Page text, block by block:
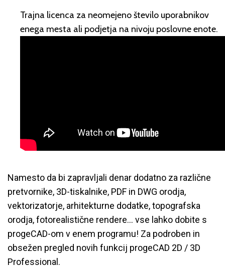
Trajna licenca za neomejeno število uporabnikov
enega mesta ali podjetja na nivoju poslovne enote.
Namesto da bi zapravljali denar dodatno za različne
pretvornike, 3D-tiskalnike, PDF in DWG orodja,
vektorizatorje, arhitekturne dodatke, topografska
orodja, fotorealistične rendere… vse lahko dobite s
progeCAD-om v enem programu! Za podroben in
obsežen pregled novih funkcij progeCAD 2D / 3D
Professional.